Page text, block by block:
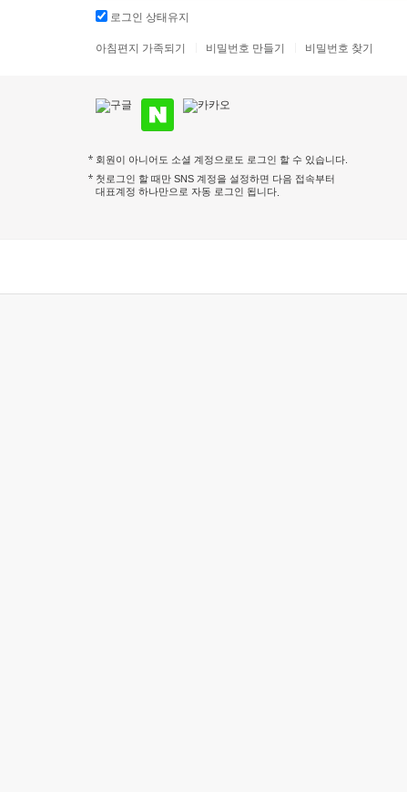
로그인 상태유지
아침편지 가족되기 비밀번호 만들기 비밀번호 찾기
회원이 아니어도 소셜 계정으로도 로그인 할 수 있습니다.
첫로그인 할 때만 SNS 계정을 설정하면 다음 접속부터
대표계정 하나만으로 자동 로그인 됩니다